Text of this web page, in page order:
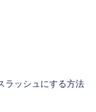
ラッシュにする方法